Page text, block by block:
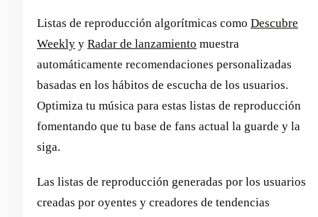
Listas de reproducción algorítmicas como Descubre
Weekly y Radar de lanzamiento muestra
automáticamente recomendaciones personalizadas
basadas en los hábitos de escucha de los usuarios.
Optimiza tu música para estas listas de reproducción
fomentando que tu base de fans actual la guarde y la
siga.
Las listas de reproducción generadas por los usuarios
creadas por oyentes y creadores de tendencias